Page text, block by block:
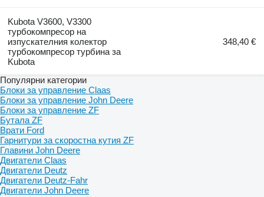
Kubota V3600, V3300
турбокомпресор на
изпускателния колектор
турбокомпресор турбина за
Kubota
348,40 €
Популярни категории
Блоки за управление Claas
Блоки за управление John Deere
Блоки за управление ZF
Бутала ZF
Врати Ford
Гарнитури за скоростна кутия ZF
Главини John Deere
Двигатели Claas
Двигатели Deutz
Двигатели Deutz-Fahr
Двигатели John Deere